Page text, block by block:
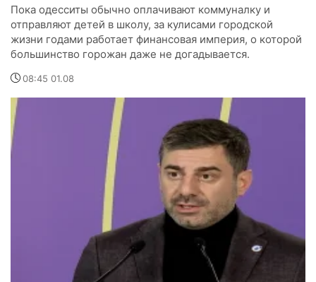
Пока одесситы обычно оплачивают коммуналку и
отправляют детей в школу, за кулисами городской
жизни годами работает финансовая империя, о которой
большинство горожан даже не догадывается.
08:45 01.08